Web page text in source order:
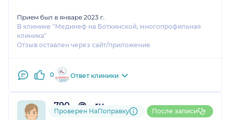
Прием был в январе 2023 г.
В клинике "Мединеф на Боткинской, многопрофильная
клиника"
Отзыв оставлен через сайт/приложение
0 Ответ клиники
790....@....ru
1 оценка
Проверен НаПоправку После записи